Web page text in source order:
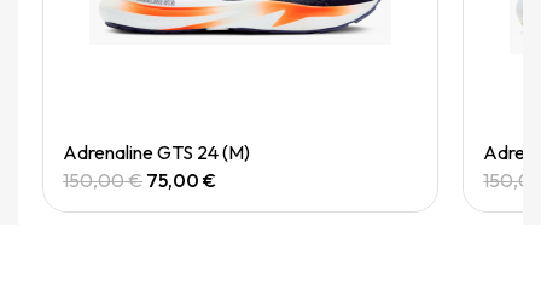
Quick View
Adrenaline GTS 24 (M)
150,00 € 75,00 €